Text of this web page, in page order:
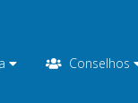
Conselhos